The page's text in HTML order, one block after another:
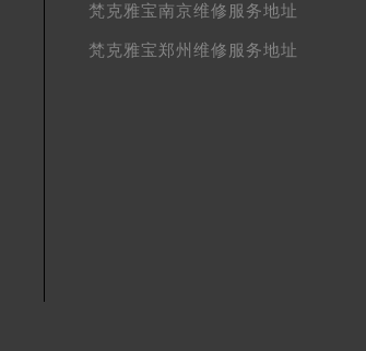
梵克雅宝南京维修服务地址
梵克雅宝郑州维修服务地址